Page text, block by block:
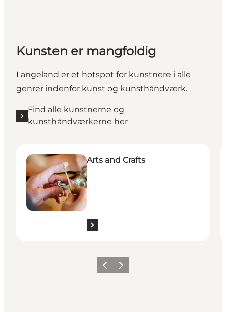
Kunsten er mangfoldig
Langeland er et hotspot for kunstnere i alle
genrer indenfor kunst og kunsthåndværk.
Find alle kunstnerne og
kunsthåndværkerne her
Arts and Crafts
Previous
Next